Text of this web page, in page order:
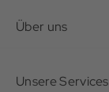
Über uns
Unsere Services